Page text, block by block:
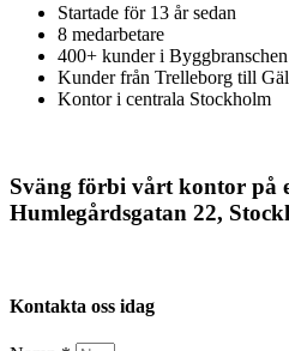
Startade för 13 år sedan
8 medarbetare
400+ kunder i Byggbranschen
Kunder från Trelleborg till
Kontor i centrala Stockholm
Sväng förbi vårt kontor på
Humlegårdsgatan 22,
Kontakta oss idag